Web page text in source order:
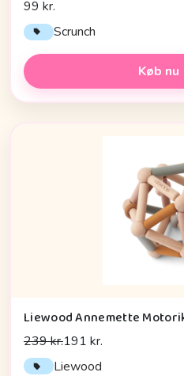
99 kr.
Scrunch
Køb nu
Liewood Annemette
239 kr.191 kr.
Liewood